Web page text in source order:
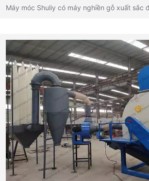
Máy móc Shuliy có máy nghiền gỗ xuất sắc